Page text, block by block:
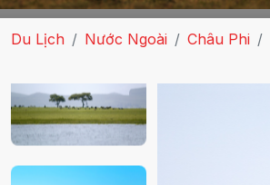
Du Lịch Nước Ngoài Châu Phi